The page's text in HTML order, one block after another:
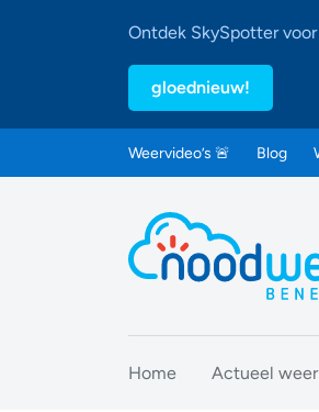
Ontdek SkySpotter
gloednieuw!
Weervideo’s 🚨 Blog
Home Actueel weer